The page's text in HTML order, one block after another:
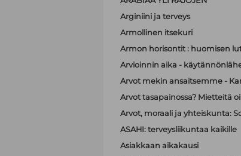
Arginiini ja terveys
Armollinen itsekuri
Armon horisontit : huomisen
Arvioinnin aika -
Arvot mekin ansaitsemme -
Arvot tasapainossa? Mietteitä
Arvot, moraali ja yhteiskunta:
ASAHI: terveysliikuntaa kaikille
Asiakkaan aikakausi